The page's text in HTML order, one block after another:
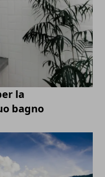
la
bagno